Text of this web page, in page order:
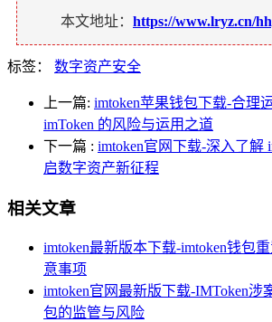
本文地址： https://www.lryz.cn/
标签： 数字资产安全
上一篇: imtoken苹果钱包下载-合理
imToken 的风险与运用之道
下一篇 : imtoken官网下载-深入了解
启数字资产新征程
相关文章
imtoken最新版本下载-imtoken钱包
意事项
imtoken官网最新版下载-IMToken涉
包的监管与风险